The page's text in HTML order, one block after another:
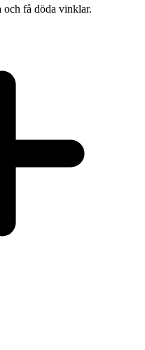
och få döda vinklar.